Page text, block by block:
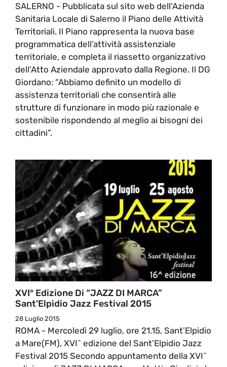
SALERNO - Pubblicata sul sito web dell'Azienda
Sanitaria Locale di Salerno il Piano delle Attività
Territoriali. Il Piano rappresenta la nuova base
programmatica dell’attività assistenziale
territoriale, e completa il riassetto organizzativo
dell’Atto Aziendale approvato dalla Regione. Il DG
Giordano: “Abbiamo definito un modello di
assistenza territoriali che consentirà alle
strutture di funzionare in modo più razionale e
sostenibile rispondendo al meglio ai bisogni dei
cittadini”.
XVI° Edizione Di “JAZZ DI MARCA”
Sant’Elpidio Jazz Festival 2015
28 Luglio 2015
ROMA - Mercoledì 29 luglio, ore 21.15, Sant’Elpidio
a Mare(FM), XVI^ edizione del Sant’Elpidio Jazz
Festival 2015 Secondo appuntamento della XVI^